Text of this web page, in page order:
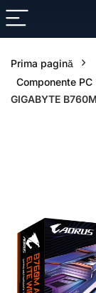
Prima pagină
Componente PC
GIGABYTE